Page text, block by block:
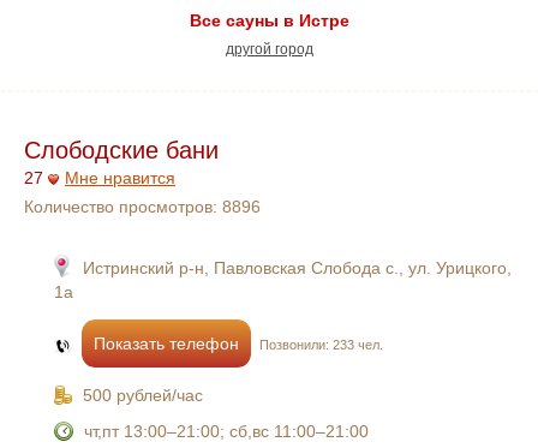
Все сауны в Истре
другой город
Слободские бани
27
Мне нравится
Количество просмотров: 8896
Истринский р-н, Павловская Слобода с., ул. Урицкого,
1а
Показать телефон Позвонили: 233 чел.
500 рублей/час
чт,пт 13:00–21:00; сб,вс 11:00–21:00